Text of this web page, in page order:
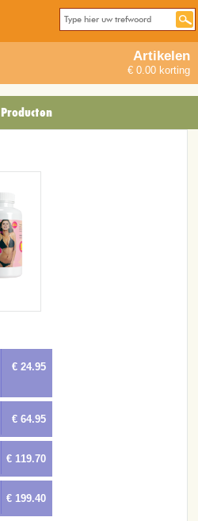
Artikelen
€ 0.00 korting
Producten
€ 24.95
€ 64.95
€ 119.70
€ 199.40